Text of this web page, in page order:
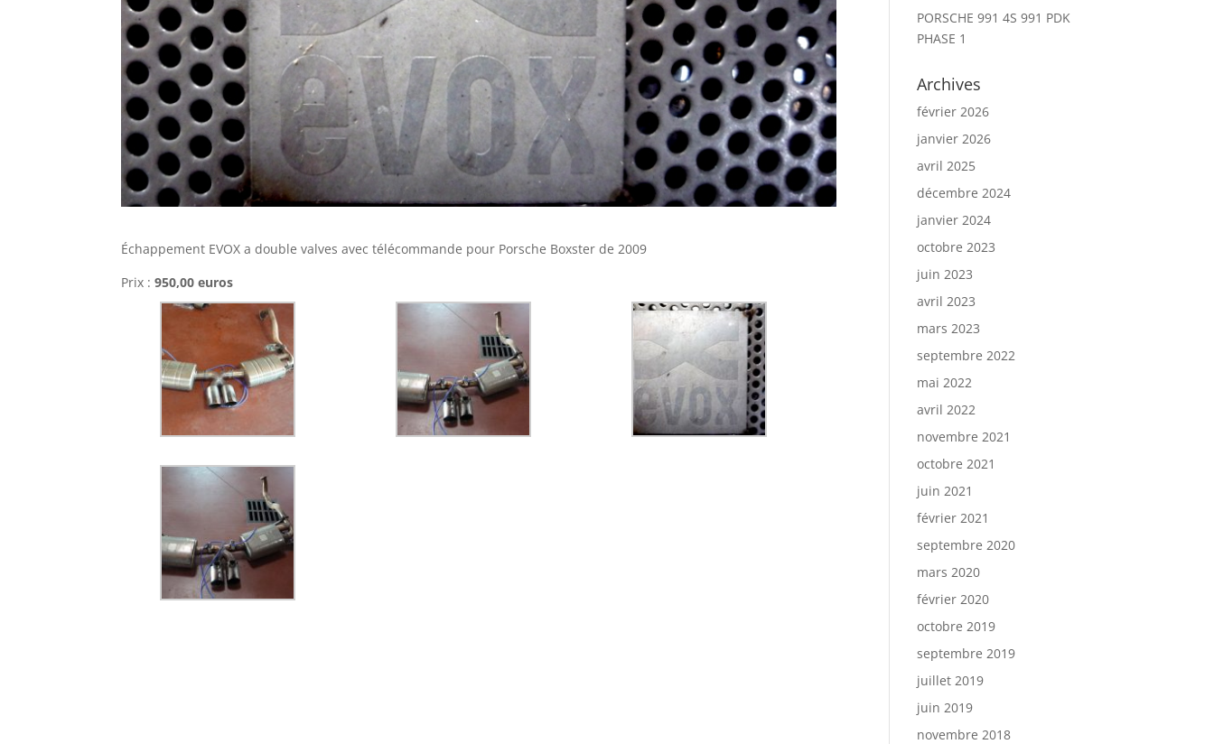
Échappement EVOX a double valves avec télécommande pour Porsche Boxster de 2009
Prix :950,00 euros
PORSCHE 991 4S 991 PDK
PHASE 1
Archives
février 2026
janvier 2026
avril 2025
décembre 2024
janvier 2024
octobre 2023
juin 2023
avril 2023
mars 2023
septembre 2022
mai 2022
avril 2022
novembre 2021
octobre 2021
juin 2021
février 2021
septembre 2020
mars 2020
février 2020
octobre 2019
septembre 2019
juillet 2019
juin 2019
novembre 2018